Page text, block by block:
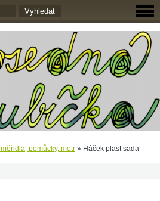
pomůcky, metr » Háček plast sada